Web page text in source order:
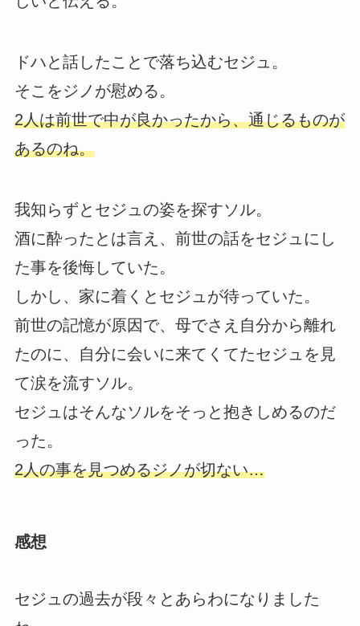
ドハと話したことで落ち込むセジュ。
そこをジノが慰める。
2人は前世で中が良かったから、通じるものが
あるのね。
我知らずとセジュの姿を探すソル。
酒に酔ったとは言え、前世の話をセジュにし
た事を後悔していた。
しかし、家に着くとセジュが待っていた。
前世の記憶が原因で、母でさえ自分から離れ
たのに、自分に会いに来てくてたセジュを見
て涙を流すソル。
セジュはそんなソルをそっと抱きしめるのだ
った。
2人の事を見つめるジノが切ない…
感想
セジュの過去が段々とあらわになりました